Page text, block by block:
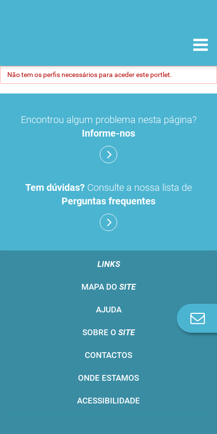
Não tem os perfis necessários para aceder este portlet.
Encontrou algum problema nesta página?
Informe-nos
Tem dúvidas? Consulte a nossa lista de
Perguntas frequentes
LINKS
MAPA DO SITE
AJUDA
SOBRE O SITE
CONTACTOS
ONDE ESTAMOS
ACESSIBILIDADE